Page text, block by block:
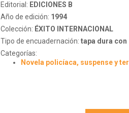
Editorial: EDICIONES B
Año de edición: 1994
Colección: ÉXITO INTERNACIONAL
Tipo de encuadernación: tapa dura con
Categorías:
Novela policíaca, suspense y